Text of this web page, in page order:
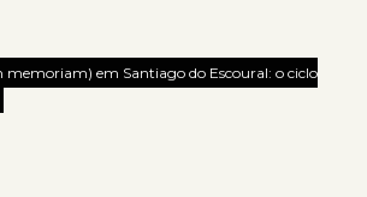
memoriam) em Santiago do Escoural: o ciclo